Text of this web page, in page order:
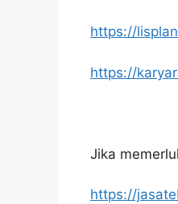
https://
https://
Jika
https://